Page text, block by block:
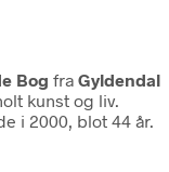
Bog fra Gyldendal
kunst og liv.
i 2000, blot 44 år.